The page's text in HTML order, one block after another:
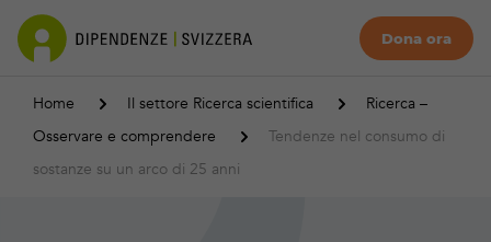
Dona ora
Home Il settore Ricerca scientifica
Ricerca –
Osservare e comprendere
Tendenze nel consumo di
sostanze su un arco di 25 anni